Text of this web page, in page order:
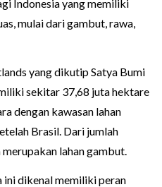
Indonesia yang memiliki
mulai dari gambut, rawa,
yang dikutip Satya Bumi
sekitar 37,68 juta hektare
dengan kawasan lahan
Brasil. Dari jumlah
lahan gambut.
ini dikenal memiliki peran